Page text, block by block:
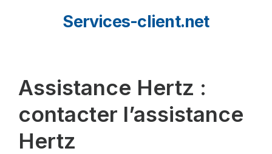
Services-client.net
Assistance Hertz :
contacter l’assistance
Hertz